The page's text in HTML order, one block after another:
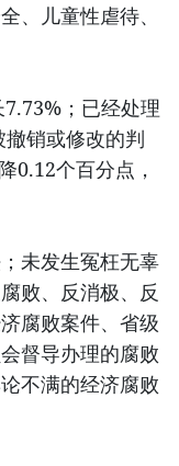
、儿童性虐待、
；已经处理
销或修改的判
0.12个百分点，
未发生冤枉无辜
败、反消极、反
腐败案件、省级
督导办理的腐败
不满的经济腐败